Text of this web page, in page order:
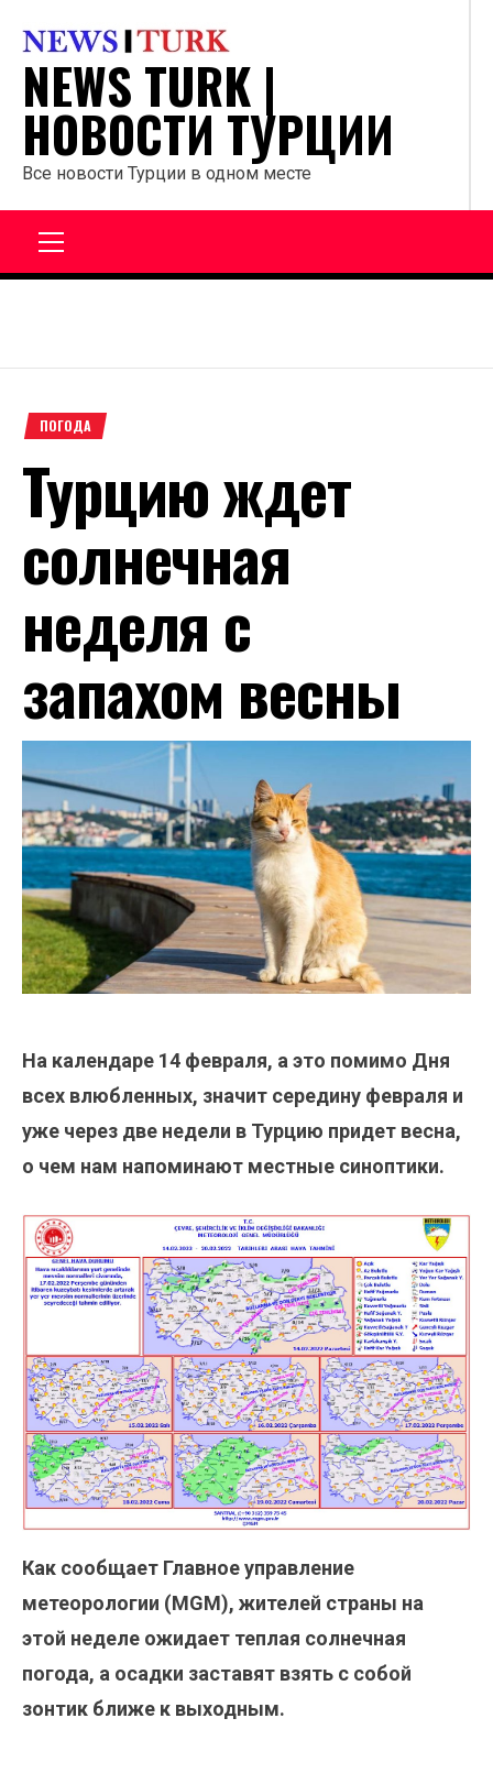
содержанию
NEWS TURK |
НОВОСТИ ТУРЦИИ
Все новости Турции в одном месте
ПОГОДА
Турцию ждет
солнечная
неделя с
запахом весны
На календаре 14 февраля, а это помимо Дня
всех влюбленных, значит середину февраля и
уже через две недели в Турцию придет весна,
о чем нам напоминают местные синоптики.
Как сообщает Главное управление
метеорологии (MGM), жителей страны на
этой неделе ожидает теплая солнечная
погода, а осадки заставят взять с собой
зонтик ближе к выходным.